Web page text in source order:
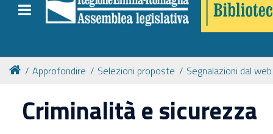
Toggle navigation
Catalogo online
Collezioni
Per approfondire
Approfondire Selezioni proposte Segnalazioni dal web
Criminalità e sicurezza